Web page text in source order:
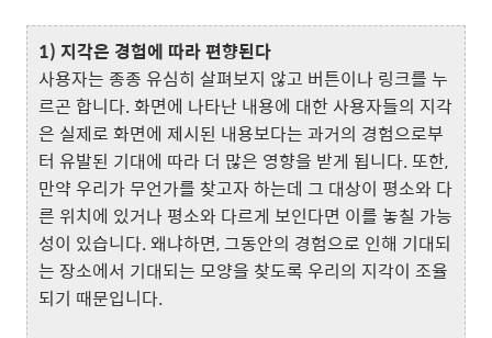
1) 지각은 경험에 따라 편향된다
사용자는 종종 유심히 살펴보지 않고 버튼이나 링크를 누
르곤 합니다. 화면에 나타난 내용에 대한 사용자들의 지각
은 실제로 화면에 제시된 내용보다는 과거의 경험으로부
터 유발된 기대에 따라 더 많은 영향을 받게 됩니다. 또한,
만약 우리가 무언가를 찾고자 하는데 그 대상이 평소와 다
른 위치에 있거나 평소와 다르게 보인다면 이를 놓칠 가능
성이 있습니다. 왜냐하면, 그동안의 경험으로 인해 기대되
는 장소에서 기대되는 모양을 찾도록 우리의 지각이 조율
되기 때문입니다.